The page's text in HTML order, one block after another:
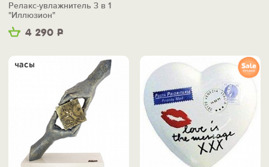
4 290 Р
Релакс-увлажнитель 3 в 1
"Иллюзион"